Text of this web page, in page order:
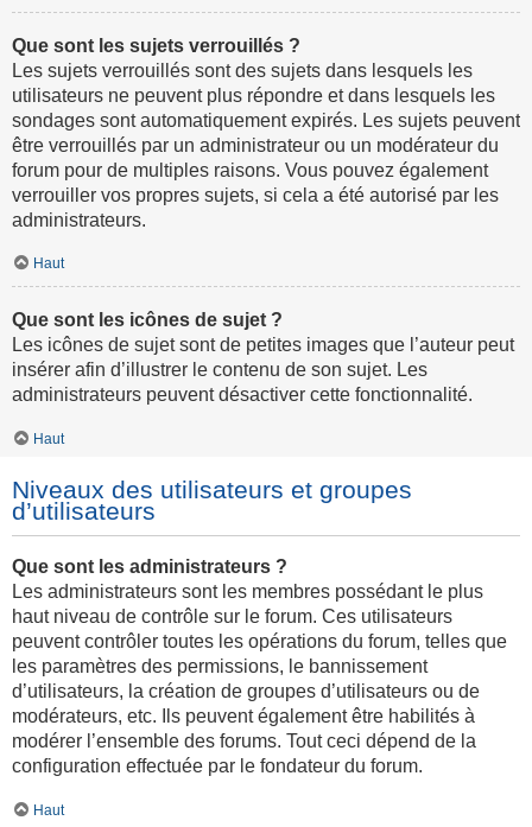
Que sont les sujets verrouillés ?
Les sujets verrouillés sont des sujets dans lesquels les
utilisateurs ne peuvent plus répondre et dans lesquels les
sondages sont automatiquement expirés. Les sujets peuvent
être verrouillés par un administrateur ou un modérateur du
forum pour de multiples raisons. Vous pouvez également
verrouiller vos propres sujets, si cela a été autorisé par les
administrateurs.
Haut
Que sont les icônes de sujet ?
Les icônes de sujet sont de petites images que l’auteur peut
insérer afin d’illustrer le contenu de son sujet. Les
administrateurs peuvent désactiver cette fonctionnalité.
Haut
Niveaux des utilisateurs et groupes
d’utilisateurs
Que sont les administrateurs ?
Les administrateurs sont les membres possédant le plus
haut niveau de contrôle sur le forum. Ces utilisateurs
peuvent contrôler toutes les opérations du forum, telles que
les paramètres des permissions, le bannissement
d’utilisateurs, la création de groupes d’utilisateurs ou de
modérateurs, etc. Ils peuvent également être habilités à
modérer l’ensemble des forums. Tout ceci dépend de la
configuration effectuée par le fondateur du forum.
Haut